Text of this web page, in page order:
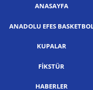
ANASAYFA
ANADOLU EFES
KUPALAR
FIKSTÜR
HABERLER